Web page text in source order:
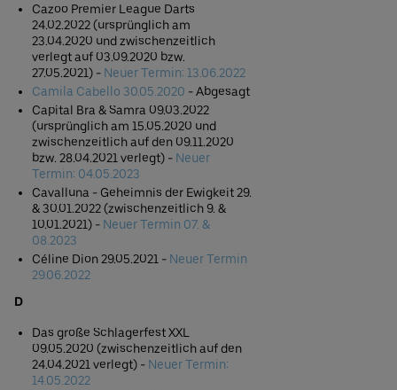
Cazoo Premier League Darts
24.02.2022 (ursprünglich am
23.04.2020 und zwischenzeitlich
verlegt auf 03.09.2020 bzw.
27.05.2021) - Neuer Termin: 13.06.2022
Camila Cabello 30.05.2020 - Abgesagt
Capital Bra & Samra 09.03.2022
(ursprünglich am 15.05.2020 und
zwischenzeitlich auf den 09.11.2020
bzw. 28.04.2021 verlegt) - Neuer
Termin: 04.05.2023
Cavalluna - Geheimnis der Ewigkeit 29.
& 30.01.2022 (zwischenzeitlich 9. &
10.01.2021) - Neuer Termin 07. &
08.2023
Céline Dion 29.05.2021 - Neuer Termin
29.06.2022
D
Das große Schlagerfest XXL
09.05.2020 (zwischenzeitlich auf den
24.04.2021 verlegt) - Neuer Termin:
14.05.2022